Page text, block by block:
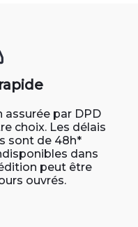
assurée par DPD
choix. Les délais
sont de 48h*
dans
peut être
ouvrés.